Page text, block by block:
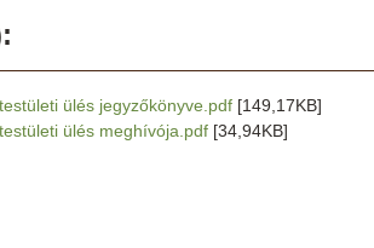
ülés jegyzőkönyve.pdf [149,17KB]
ülés meghívója.pdf [34,94KB]